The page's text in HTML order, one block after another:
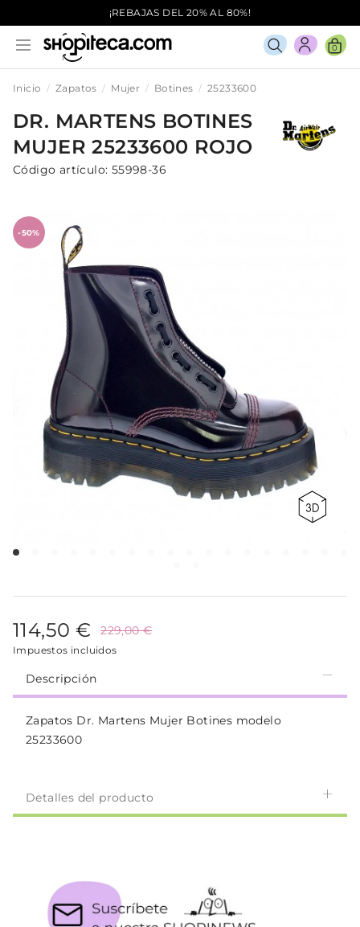
¡REBAJAS DEL 20% AL 80%!
0
Inicio Zapatos Mujer Botines 25233600
DR. MARTENS BOTINES
MUJER25233600 ROJO
Código artículo: 55998-36
-50%
114,50 € 229,00 €
Impuestos incluidos
Descripción
Zapatos Dr. Martens Mujer Botines modelo
25233600
Detalles del producto